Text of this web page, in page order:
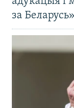
за Беларусь»